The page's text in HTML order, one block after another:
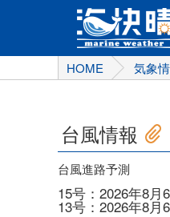
HOME
気象
台風情報
台風進路予測
15号：2026年8月
13号：2026年8月